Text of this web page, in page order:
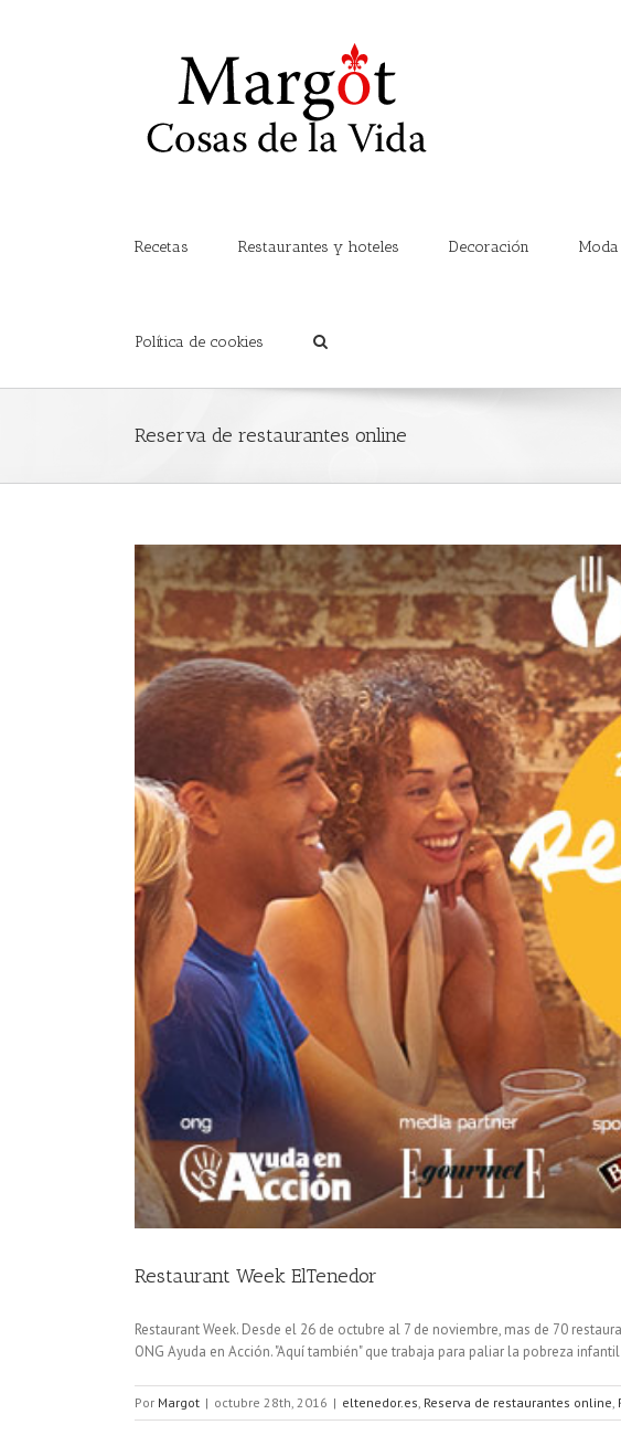
Recetas Restaurantes y hoteles Decoración Moda
Política de cookies
Reserva de restaurantes online
Restaurant Week ElTenedor
Restaurant Week. Desde el 26 de octubre al 7 de noviembre, mas de 70
ONG Ayuda en Acción. "Aquí también" que trabaja para paliar la pobreza
Por Margot | octubre 28th, 2016 | eltenedor.es Reserva de restaurantes online